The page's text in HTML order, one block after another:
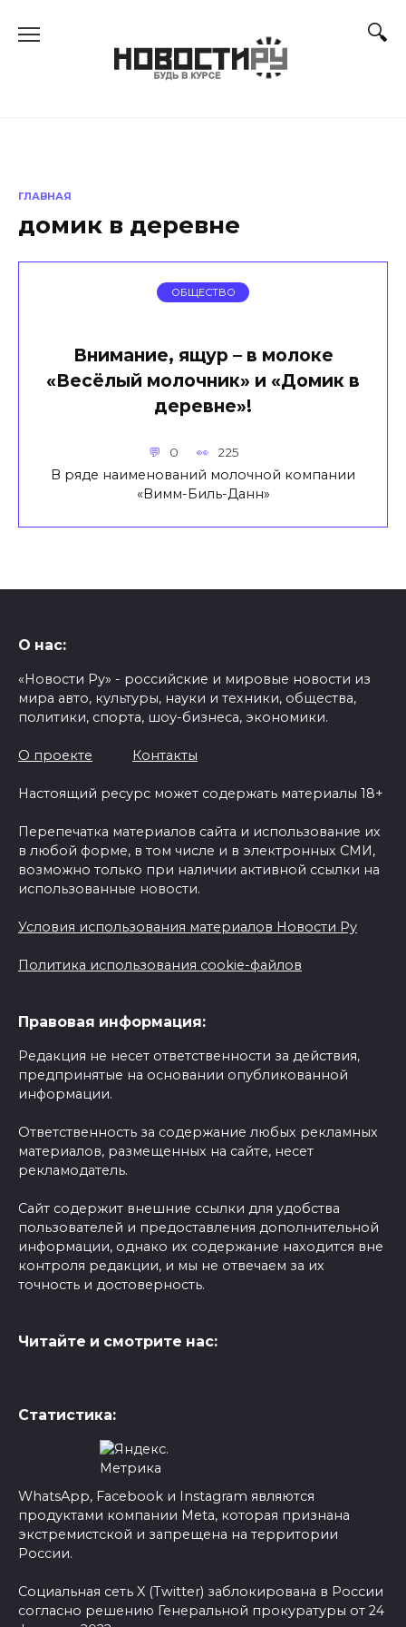
ГЛАВНАЯ
домик в деревне
ОБЩЕСТВО
Внимание, ящур – в молоке
«Весёлый молочник» и «Домик в
деревне»!
0 225
В ряде наименований молочной компании
«Вимм-Биль-Данн»
О нас:
«Новости Ру» - российские и мировые новости из
мира авто, культуры, науки и техники, общества,
политики, спорта, шоу-бизнеса, экономики.
О проекте Контакты
Настоящий ресурс может содержать материалы 18+
Перепечатка материалов сайта и использование их
в любой форме, в том числе и в электронных СМИ,
возможно только при наличии активной ссылки на
использованные новости.
Условия использования материалов Новости Ру
Политика использования cookie-файлов
Правовая информация:
Редакция не несет ответственности за действия,
предпринятые на основании опубликованной
информации.
Ответственность за содержание любых рекламных
материалов, размещенных на сайте, несет
рекламодатель.
Сайт содержит внешние ссылки для удобства
пользователей и предоставления дополнительной
информации, однако их содержание находится вне
контроля редакции, и мы не отвечаем за их
точность и достоверность.
Читайте и смотрите нас:
Статистика:
WhatsApp, Facebook и Instagram являются
продуктами компании Meta, которая признана
экстремистской и запрещена на территории
России.
Социальная сеть X (Twitter) заблокирована в России
согласно решению Генеральной прокуратуры от 24